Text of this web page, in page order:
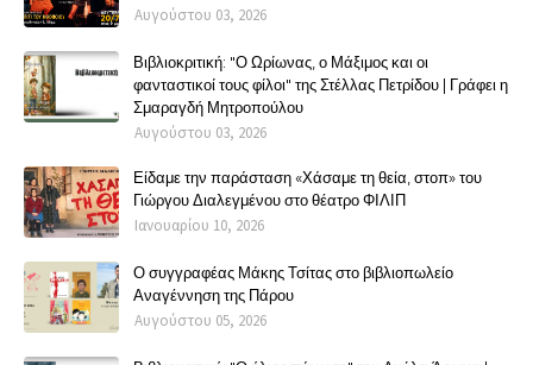
Αυγούστου 03, 2026
Βιβλιοκριτική: "Ο Ωρίωνας, ο Μάξιμος και οι
φανταστικοί τους φίλοι" της Στέλλας Πετρίδου | Γράφει η
Σμαραγδή Μητροπούλου
Αυγούστου 03, 2026
Είδαμε την παράσταση «Χάσαμε τη θεία, στοπ» του
Γιώργου Διαλεγμένου στο θέατρο ΦΙΛΙΠ
Ιανουαρίου 10, 2026
Ο συγγραφέας Μάκης Τσίτας στο βιβλιοπωλείο
Αναγέννηση της Πάρου
Αυγούστου 05, 2026